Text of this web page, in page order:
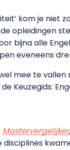
kom je niet
opleidingen
bijna alle
eveneens
mee te
Keuzegids:
Mastervergelijker